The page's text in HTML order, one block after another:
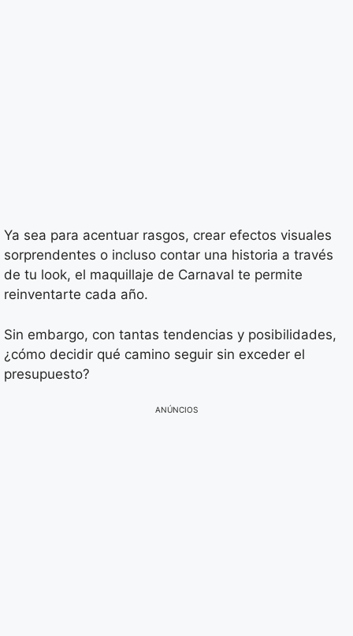
Ya sea para acentuar rasgos, crear efectos visuales
sorprendentes o incluso contar una historia a través
de tu look, el maquillaje de Carnaval te permite
reinventarte cada año.
Sin embargo, con tantas tendencias y posibilidades,
¿cómo decidir qué camino seguir sin exceder el
presupuesto?
ANÚNCIOS